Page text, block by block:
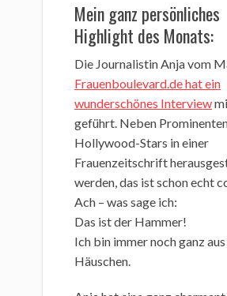
Mein ganz persönliches
Highlight des Monats:
Die Journalistin Anja vom
Frauenboulevard.de hat ein
wunderschönes Interview
geführt. Neben
Hollywood-Stars in einer
Frauenzeitschrift
werden, das ist schon echt
Ach – was sage ich:
Das ist der Hammer!
Ich bin immer noch ganz
Häuschen.